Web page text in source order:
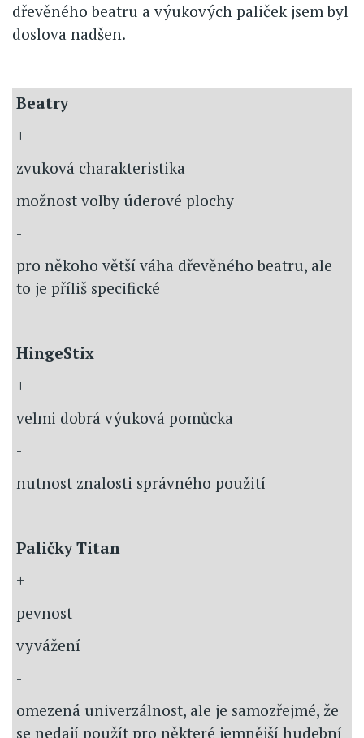
dřevěného beatru a výukových paliček jsem byl
doslova nadšen.
Beatry
+
zvuková charakteristika
možnost volby úderové plochy
-
pro někoho větší váha dřevěného beatru, ale
to je příliš specifické
HingeStix
+
velmi dobrá výuková pomůcka
-
nutnost znalosti správného použití
Paličky Titan
+
pevnost
vyvážení
-
omezená univerzálnost, ale je samozřejmé, že
se nedají použít pro některé jemnější hudební